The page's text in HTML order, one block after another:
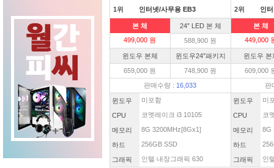
1위 인터넷/사무용 EB3
본 체
24″ LED 본 체
499,000 원
588,900 원
윈도우 본체
윈도우24″패키지
659,000 원
748,900 원
판매수량 : 16,033
윈도우 미포함
CPU 코멧레이크 i3 10105
메모리 8G 3200MHz[8Gx1]
하드 256GB SSD
그래픽 인텔 내장그래픽 630
2위 인
본 체
449,000
윈도우 본
609,000
판
윈도우 미
CPU 코
메모리 8G
하드
그래픽 인